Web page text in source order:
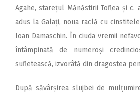
Agahe, starețul Mănăstirii Toflea și c.
adus la Galați, noua raclă cu
Ioan Damaschin. În ciuda vremii
întâmpinată de numeroși
sufletească, izvorâtă din dragostea
După săvârșirea slujbei de